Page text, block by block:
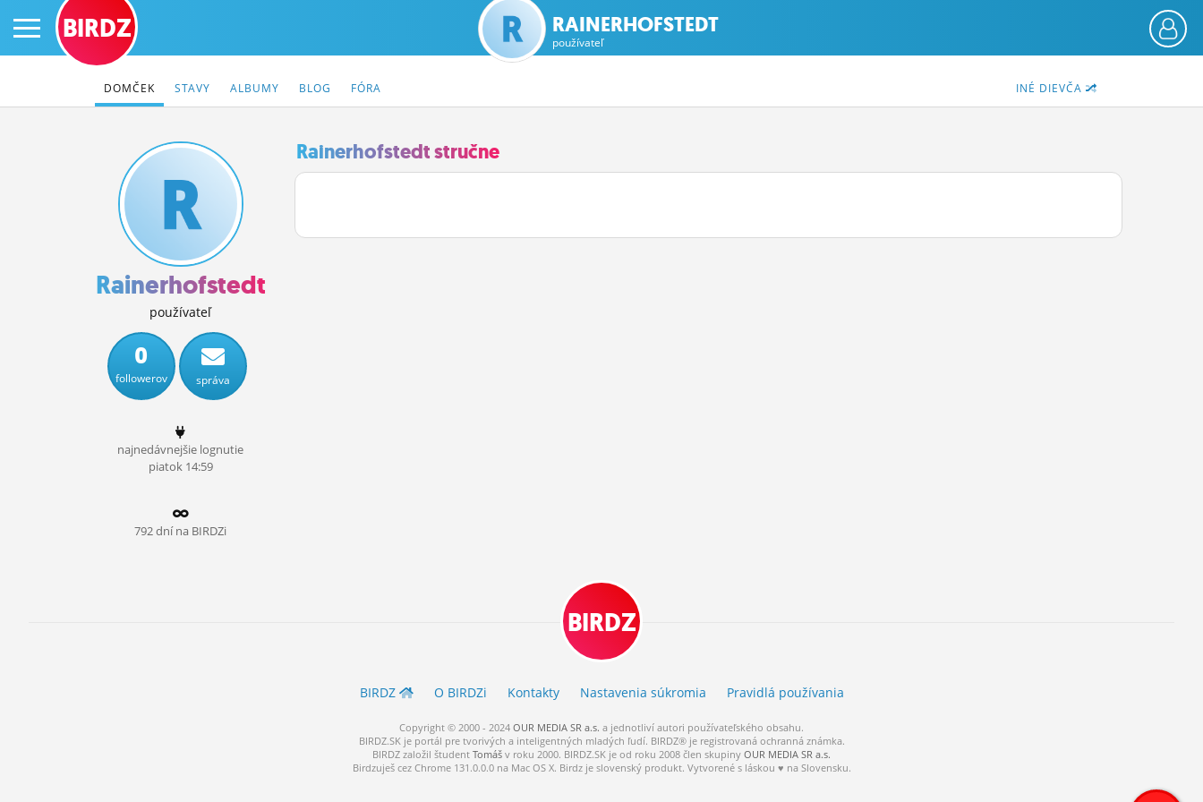
PRIHLÁS SA
ČINŽIAK
FÓRUM
BLOGY
OBRÁZKY
MÔJ PROFIL
ROLETA
BIRDZ RAINERHOFSTEDT
používateľ
INÉ DIEVČA
DOMČEK STAVY ALBUMY BLOG FÓRA
Rainerhofstedt
používateľ
0
followerov správa
najnedávnejšie lognutie
piatok 14:59
792 dní na BIRDZi
Rainerhofstedt stručne
BIRDZ
BIRDZ O BIRDZi Kontakty Nastavenia súkromia Pravidlá používania
Copyright © 2000 - 2024 OUR MEDIA SR a.s. a jednotliví autori používateľského obsahu.
BIRDZ.SK je portál pre tvorivých a inteligentných mladých ľudí. BIRDZ® je registrovaná ochranná známka.
BIRDZ založil študent Tomáš v roku 2000. BIRDZ.SK je od roku 2008 člen skupiny OUR MEDIA SR a.s.
Birdzuješ cez Chrome 131.0.0.0 na Mac OS X. Birdz je slovenský produkt. Vytvorené s láskou ♥ na Slovensku.